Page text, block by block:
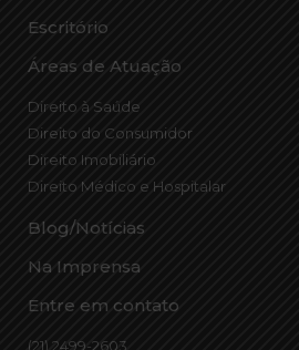
Escritório
Áreas de Atuação
Direito à Saúde
Direito do Consumidor
Direito Imobiliário
Direito Médico e Hospitalar
Blog/Notícias
Na Imprensa
Entre em contato
(21) 2499-2603